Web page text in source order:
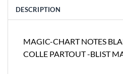
DESCRIPTION
MAGIC-CHART NOTES
COLLE PARTOUT -BLIST